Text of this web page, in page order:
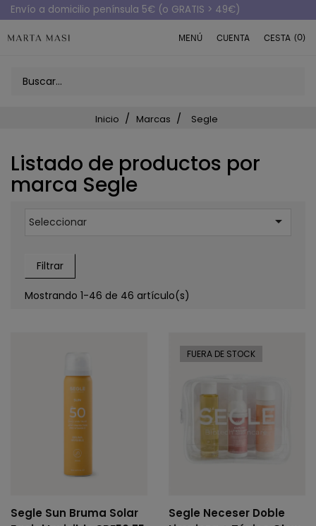
Envío a domicilio península 5€ (o GRATIS > 49€)
MENÚ CUENTA CESTA (0)
Inicio Marcas Segle
Listado de productos por
marca Segle
Seleccionar 
Filtrar
Mostrando 1-46 de 46 artículo(s)
Segle Sun Bruma Solar
FUERA DE STOCK
Segle Neceser Doble